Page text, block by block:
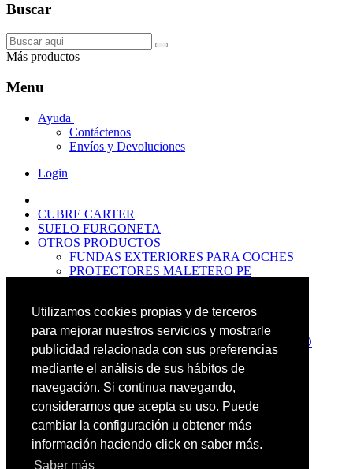
Utilizamos cookies propias y de terceros
para mejorar nuestros servicios y mostrarle
publicidad relacionada con sus preferencias
mediante el análisis de sus hábitos de
navegación. Si continua navegando,
consideramos que acepta su uso. Puede
cambiar la configuración u obtener más
información haciendo click en saber más.
Saber más
Buscar
Más productos
Menu
Ayuda
Contáctenos
Envíos y Devoluciones
Login
CUBRE CARTER
SUELO FURGONETA
OTROS PRODUCTOS
FUNDAS EXTERIORES PARA COCHES
PROTECTORES MALETERO PE
PREMIUM
PROTECTORES MALETERO PE
PROTECTORES DE MALETERO CAUCHO
BASIC
ALFOMBRILLAS GOMA PREMIUM
ALFOMBRILLAS GOMA BASIC
OFERTAS
NOVEDADES
CONTACTO